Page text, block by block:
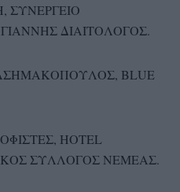
ΣΥΝΕΡΓΕΙΟ
ΔΙΑΙΤΟΛΟΓΟΣ.
BLUE
HOTEL
ΣΥΛΛΟΓΟΣ ΝΕΜΕΑΣ.